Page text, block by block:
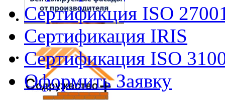
Сертификция ISO
Сертификация IRIS
Сертификация ISO
Оформить Заявку